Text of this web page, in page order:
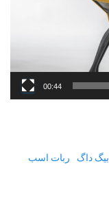
00:44
بیگ داگ
ربات اسب